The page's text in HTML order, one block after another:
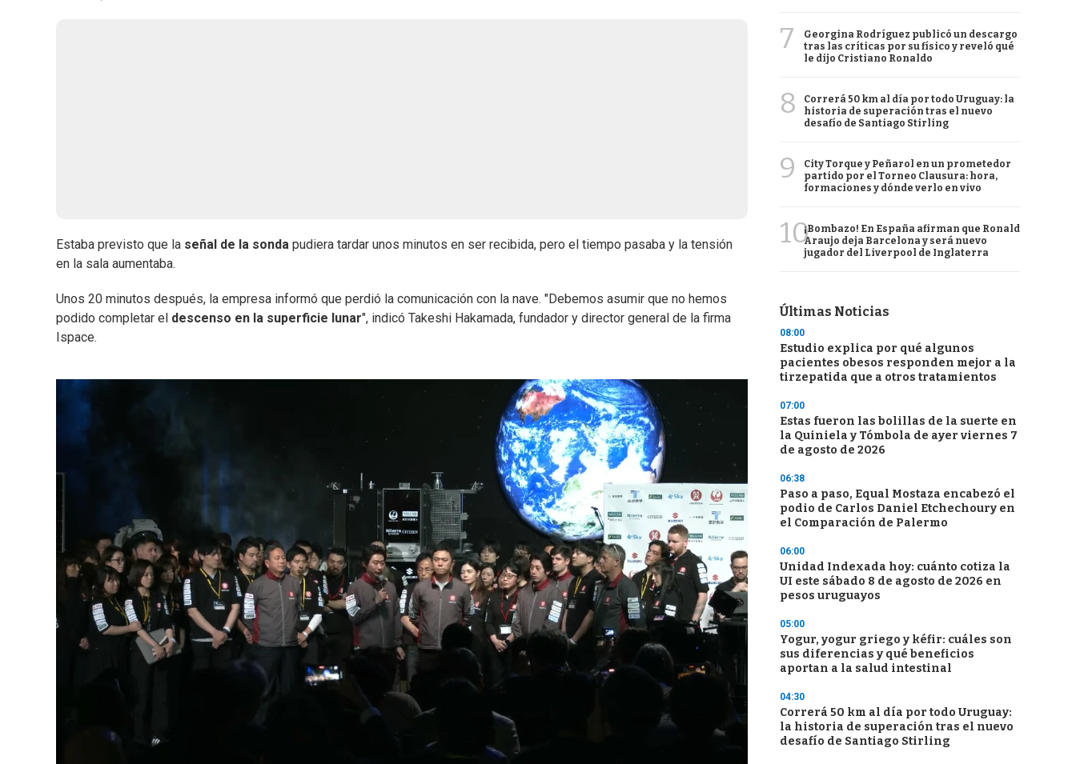
Estaba previsto que la señal de la sonda pudiera tardar unos minutos en ser recibida, pero el tiempo pasaba y la tensión
en la sala aumentaba.
Unos 20 minutos después, la empresa informó que perdió la comunicación con la nave. "Debemos asumir que no hemos
podido completar el descenso en la superficie lunar", indicó Takeshi Hakamada, fundador y director general de la firma
Ispace.
7
Georgina Rodríguez publicó un descargo
tras las críticas por su físico y reveló qué
le dijo Cristiano Ronaldo
8
Correrá 50 km al día por todo Uruguay: la
historia de superación tras el nuevo
desafío de Santiago Stirling
9
City Torque y Peñarol en un prometedor
partido por el Torneo Clausura: hora,
formaciones y dónde verlo en vivo
10¡Bombazo! En España afirman que Ronald
Araujo deja Barcelona y será nuevo
jugador del Liverpool de Inglaterra
Últimas Noticias
08:00
Estudio explica por qué algunos
pacientes obesos responden mejor a la
tirzepatida que a otros tratamientos
07:00
Estas fueron las bolillas de la suerte en
la Quiniela y Tómbola de ayer viernes 7
de agosto de 2026
06:38
Paso a paso, Equal Mostaza encabezó el
podio de Carlos Daniel Etchechoury en
el Comparación de Palermo
06:00
Unidad Indexada hoy: cuánto cotiza la
UI este sábado 8 de agosto de 2026 en
pesos uruguayos
05:00
Yogur, yogur griego y kéfir: cuáles son
sus diferencias y qué beneficios
aportan a la salud intestinal
04:30
Correrá 50 km al día por todo Uruguay:
la historia de superación tras el nuevo
desafío de Santiago Stirling